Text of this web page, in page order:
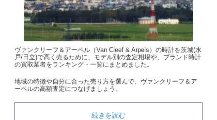
ヴァンクリーフ＆アーペル（Van Cleef & Arpels）の時計を茨城(水
戸/日立)で高く売るために、モデル別の査定相場や、ブランド時計
の買取業者をランキング・一覧にまとめました。
地域の特徴や自分に合った売り方を選んで、ヴァンクリーフ＆ア
ーペルの高額査定につなげましょう。
続きを読む